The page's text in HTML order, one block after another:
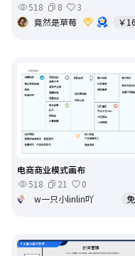
518
8
3
竟然是草莓
￥
电商商业模式画布
518
21
0
w一只小linlin吖